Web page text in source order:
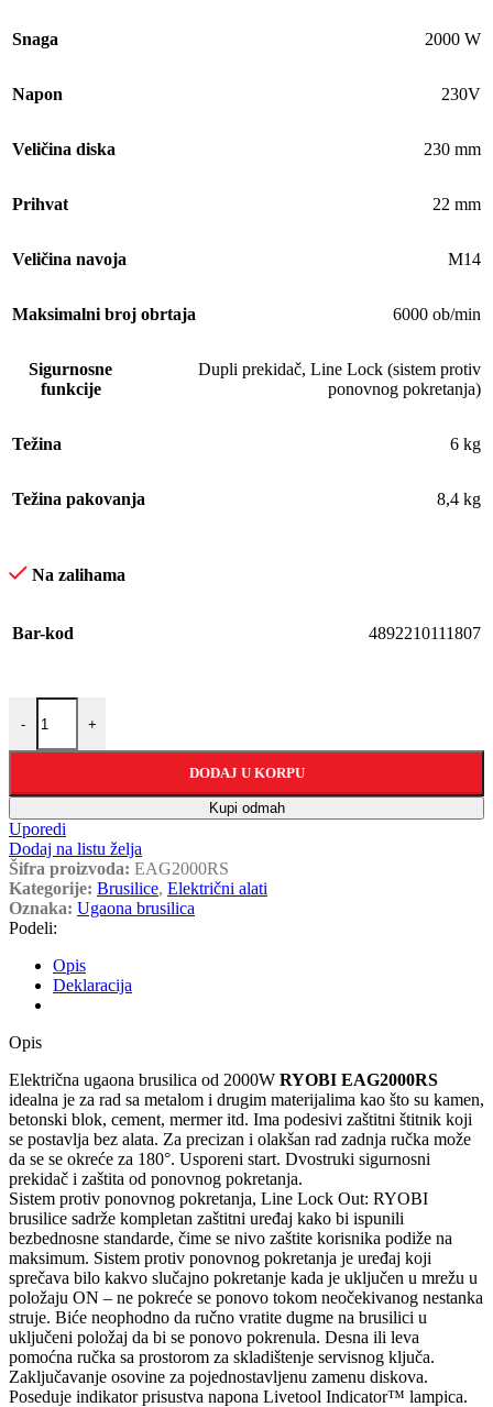
Snaga 2000 W
Napon 230V
Veličina diska 230 mm
Prihvat 22 mm
Veličina navoja M14
Maksimalni broj obrtaja 6000 ob/min
Sigurnosne
funkcije
Dupli prekidač, Line Lock (sistem protiv
ponovnog pokretanja)
Težina 6 kg
Težina pakovanja 8,4 kg
Na zalihama
Bar-kod 4892210111807
- +
DODAJ U KORPU
Kupi odmah
Uporedi
Dodaj na listu želja
Šifra proizvoda: EAG2000RS
Kategorije: Brusilice, Električni alati
Oznaka: Ugaona brusilica
Podeli:
Opis
Deklaracija
Opis
Električna ugaona brusilica od 2000W RYOBI EAG2000RS
idealna je za rad sa metalom i drugim materijalima kao što su kamen,
betonski blok, cement, mermer itd. Ima podesivi zaštitni štitnik koji
se postavlja bez alata. Za precizan i olakšan rad zadnja ručka može
da se se okreće za 180°. Usporeni start. Dvostruki sigurnosni
prekidač i zaštita od ponovnog pokretanja.
Sistem protiv ponovnog pokretanja, Line Lock Out: RYOBI
brusilice sadrže kompletan zaštitni uređaj kako bi ispunili
bezbednosne standarde, čime se nivo zaštite korisnika podiže na
maksimum. Sistem protiv ponovnog pokretanja je uređaj koji
sprečava bilo kakvo slučajno pokretanje kada je uključen u mrežu u
položaju ON – ne pokreće se ponovo tokom neočekivanog nestanka
struje. Biće neophodno da ručno vratite dugme na brusilici u
uključeni položaj da bi se ponovo pokrenula. Desna ili leva
pomoćna ručka sa prostorom za skladištenje servisnog ključa.
Zaključavanje osovine za pojednostavljenu zamenu diskova.
Poseduje indikator prisustva napona Livetool Indicator™ lampica.